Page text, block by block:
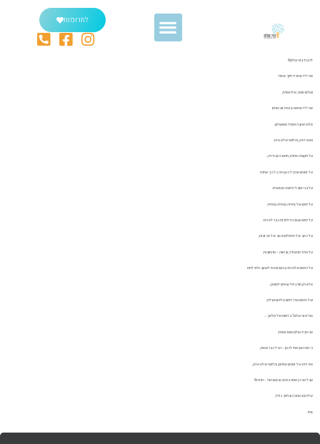
לתרומות
לכבוד בוני עולם!!!
אני ילד שמכיר חיוך שמח
ועולם מואר, שלו ופורח,
אני ילד שרואה בעיניו זוג הורים
מלאי אהבה ותמיד מאושרים.
ואינני יודע, והלוואי שלא אדע
על תקופה אחרת, חשוכה ובודדה,
על זמנים שהכל כאן היה כל כך אחרת
על בכי וסבל ודמעה שנושרת.
על ימים של ציפייה וציפייה וציפייה
על ימים שגם כח לחכות כבר לא היה
על כאב של טיפולים וכאב של אכזבות,
על פחד מהעתיד, ובהווה – מהחובות.
על הימים שלא היה בהם את מי לאהוב ולמי לתת
אלא רק חור גדול שאיים למוטט,
ועל הימים שה’ ריחם עליהם ושלח,
את “בוני עולם” בדמות של מלאך…
אני מכיר עולם מואר ופורח,
כי מאז שבאתי לכאן – הכל כבר שמח,
איני יודע על זמנים אחרים, והלוואי שלא אדע,
אבל אני כן אומר בשמי, ובשם הורי – תודה!!!
שלכם באהבה ובחיוך גדול,
צחי.